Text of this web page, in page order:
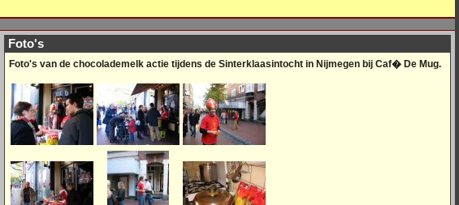
Foto's
Foto's van de chocolademelk actie tijdens de Sinterklaasintocht in Nijmegen bij Caf� De Mug.